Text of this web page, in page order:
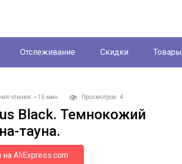
Отслеживание Скидки Товары
чтения: ~15 мин. Просмотров: 4
Black. Темнокожий
тауна.
на AliExpress.com